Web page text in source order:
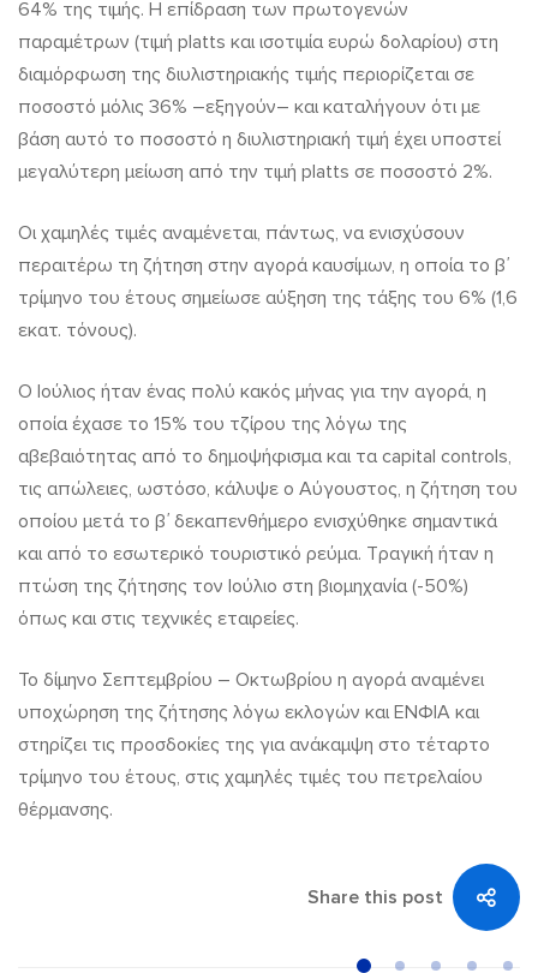
64% της τιμής. Η επίδραση των πρωτογενών
παραμέτρων (τιμή platts και ισοτιμία ευρώ δολαρίου) στη
διαμόρφωση της διυλιστηριακής τιμής περιορίζεται σε
ποσοστό μόλις 36% –εξηγούν– και καταλήγουν ότι με
βάση αυτό το ποσοστό η διυλιστηριακή τιμή έχει υποστεί
μεγαλύτερη μείωση από την τιμή platts σε ποσοστό 2%.
Οι χαμηλές τιμές αναμένεται, πάντως, να ενισχύσουν
περαιτέρω τη ζήτηση στην αγορά καυσίμων, η οποία το β΄
τρίμηνο του έτους σημείωσε αύξηση της τάξης του 6% (1,6
εκατ. τόνους).
Ο Ιούλιος ήταν ένας πολύ κακός μήνας για την αγορά, η
οποία έχασε το 15% του τζίρου της λόγω της
αβεβαιότητας από το δημοψήφισμα και τα capital controls,
τις απώλειες, ωστόσο, κάλυψε ο Αύγουστος, η ζήτηση του
οποίου μετά το β΄ δεκαπενθήμερο ενισχύθηκε σημαντικά
και από το εσωτερικό τουριστικό ρεύμα. Τραγική ήταν η
πτώση της ζήτησης τον Ιούλιο στη βιομηχανία (-50%)
όπως και στις τεχνικές εταιρείες.
Το δίμηνο Σεπτεμβρίου – Οκτωβρίου η αγορά αναμένει
υποχώρηση της ζήτησης λόγω εκλογών και ΕΝΦΙΑ και
στηρίζει τις προσδοκίες της για ανάκαμψη στο τέταρτο
τρίμηνο του έτους, στις χαμηλές τιμές του πετρελαίου
θέρμανσης.
Share this post